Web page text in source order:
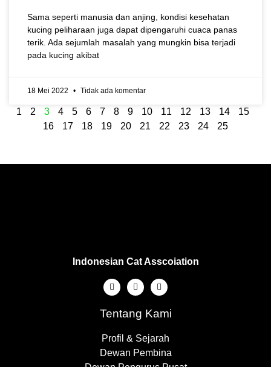
Sama seperti manusia dan anjing, kondisi kesehatan
kucing peliharaan juga dapat dipengaruhi cuaca panas
terik. Ada sejumlah masalah yang mungkin bisa terjadi
pada kucing akibat
18 Mei 2022 Tidak ada komentar
1 2 3 4 5 6 7 8 9 10 11 12 13 14
15
16
17 18 19 20 21 22 23 24 25
Indonesian Cat Asscoiation
Tentang Kami
Profil & Sejarah
Dewan Pembina